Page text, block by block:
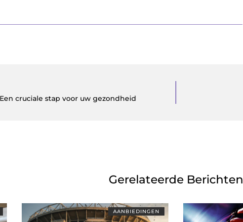
cruciale stap voor uw gezondheid
Gerelateerde Berichten
AANBIEDINGEN